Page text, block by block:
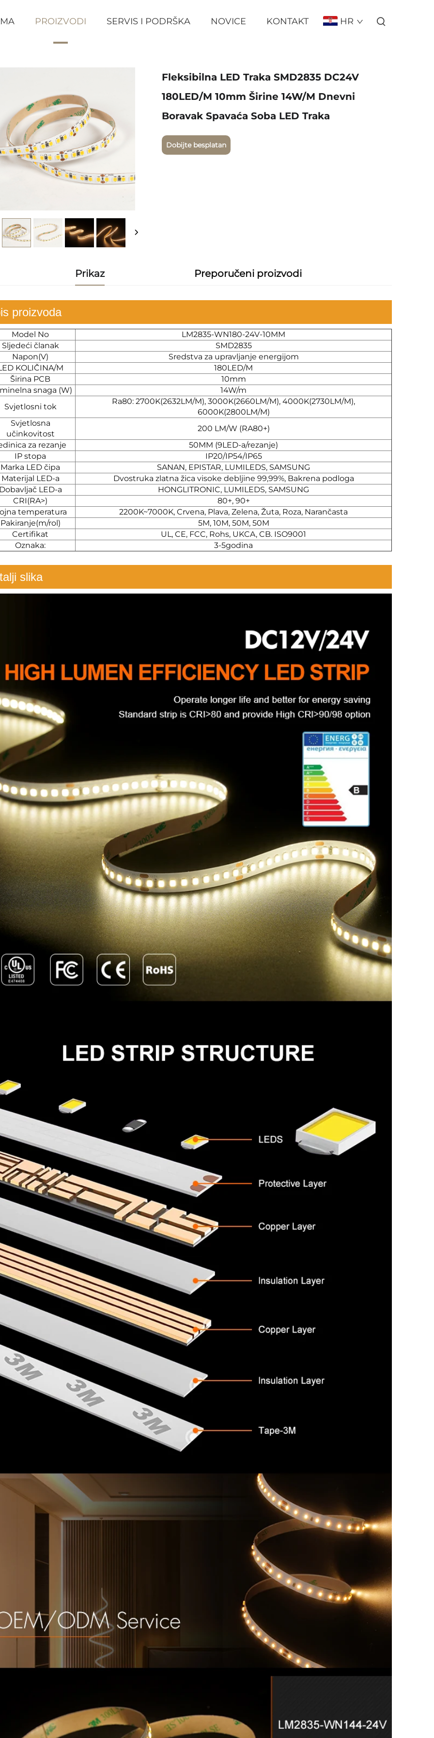
PROIZVODI SERVIS I PODRŠKA NOVICE KONTAKT HR
Fleksibilna LED Traka SMD2835 DC24V
180LED/m 10mm Širine 14W/m Dnevni
Boravak Spavaća Soba LED Traka
Dobijte besplatan
Prikaz Preporučeni proizvodi
proizvoda
Model No
LM2835-WN180-24V-10MM
Sljedeći članak
SMD2835
Napon(V)
Sredstva za upravljanje energijom
KOLIČINA/M
180LED/M
Širina PCB
10mm
snaga (W)
14W/m
Svjetlosni tok
Ra80: 2700K(2632LM/M), 3000K(2660LM/M), 4000K(2730LM/M),
6000K(2800LM/M)
Svjetlosna
učinkovitost
200 LM/W (RA80+)
za rezanje
50MM (9LED-a/rezanje)
IP stopa
IP20/IP54/IP65
Marka LED čipa
SANAN, EPISTAR, LUMILEDS, SAMSUNG
Materijal LED-a
Dvostruka zlatna žica visoke debljine 99,99%, Bakrena podloga
Dobavljač LED-a
HONGLITRONIC, LUMILEDS, SAMSUNG
CRI(RA>)
80+, 90+
temperatura
2200K~7000K, Crvena, Plava, Zelena, Žuta, Roza, Narančasta
Pakiranje(m/rol)
5M, 10M, 50M, 50M
Certifikat
UL, CE, FCC, Rohs, UKCA, CB. ISO9001
Oznaka:
3-5godina
slika